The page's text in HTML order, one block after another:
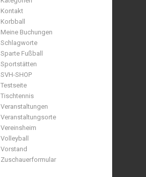
Kontakt
Korbball
Meine Buchungen
Schlagworte
Sparte Fußball
Sportstätten
SVH-SHOP
Testseite
Tischtennis
Veranstaltungen
Veranstaltungsorte
Vereinsheim
Volleyball
Vorstand
Zuschauerformular